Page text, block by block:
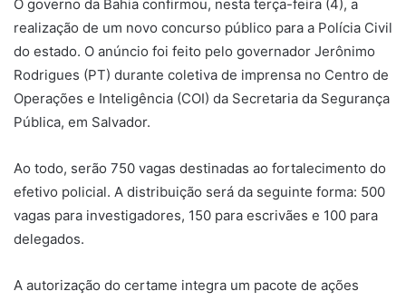
O governo da Bahia confirmou, nesta terça-feira (4), a
realização de um novo concurso público para a Polícia Civil
do estado. O anúncio foi feito pelo governador Jerônimo
Rodrigues (PT) durante coletiva de imprensa no Centro de
Operações e Inteligência (COI) da Secretaria da Segurança
Pública, em Salvador.
Ao todo, serão 750 vagas destinadas ao fortalecimento do
efetivo policial. A distribuição será da seguinte forma: 500
vagas para investigadores, 150 para escrivães e 100 para
delegados.
A autorização do certame integra um pacote de ações